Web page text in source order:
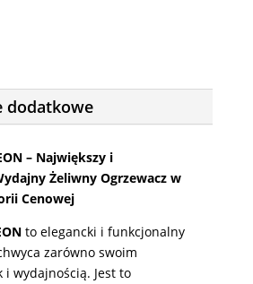
dodatkowe
– Największy i
Żeliwny Ogrzewacz w
Cenowej
to elegancki i funkcjonalny
zarówno swoim
i wydajnością. Jest to